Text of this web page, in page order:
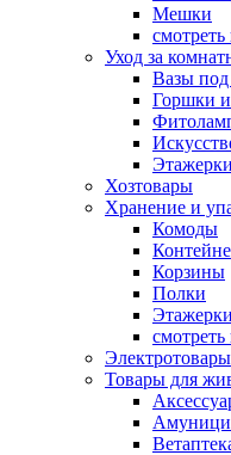
Мешки
смотреть
Уход за
Вазы под
Горшки
Хозтовары
Хранение и
Комоды
Корзины
Полки
Этажерки
смотреть
Электротовары
Товары для